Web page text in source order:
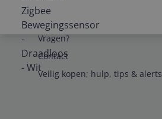
Service
Vragen?
Contact
Veilig kopen; hulp, tips & alerts